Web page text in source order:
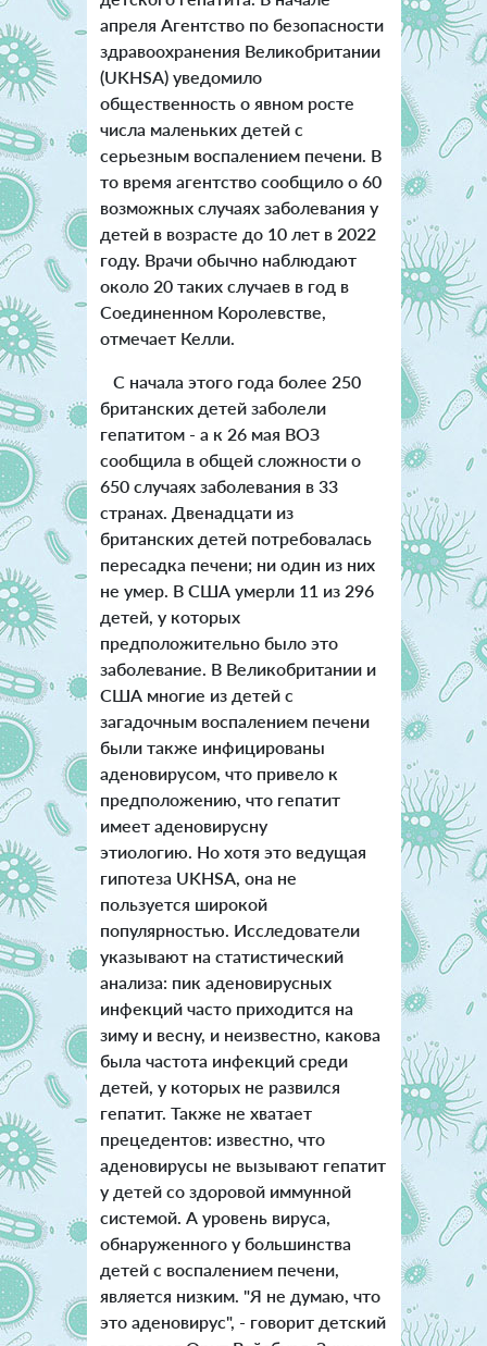
апреля Агентство по безопасности
здравоохранения Великобритании
(UKHSA) уведомило
общественность о явном росте
числа маленьких детей с
серьезным воспалением печени. В
то время агентство сообщило о 60
возможных случаях заболевания у
детей в возрасте до 10 лет в 2022
году. Врачи обычно наблюдают
около 20 таких случаев в год в
Соединенном Королевстве,
отмечает Келли.
С начала этого года более 250
британских детей заболели
гепатитом - а к 26 мая ВОЗ
сообщила в общей сложности о
650 случаях заболевания в 33
странах. Двенадцати из
британских детей потребовалась
пересадка печени; ни один из них
не умер. В США умерли 11 из 296
детей, у которых
предположительно было это
заболевание. В Великобритании и
США многие из детей с
загадочным воспалением печени
были также инфицированы
аденовирусом, что привело к
предположению, что гепатит
имеет аденовирусну
этиологию. Но хотя это ведущая
гипотеза UKHSA, она не
пользуется широкой
популярностью. Исследователи
указывают на статистический
анализа: пик аденовирусных
инфекций часто приходится на
зиму и весну, и неизвестно, какова
была частота инфекций среди
детей, у которых не развился
гепатит. Также не хватает
прецедентов: известно, что
аденовирусы не вызывают гепатит
у детей со здоровой иммунной
системой. А уровень вируса,
обнаруженного у большинства
детей с воспалением печени,
является низким. "Я не думаю, что
это аденовирус", - говорит детский